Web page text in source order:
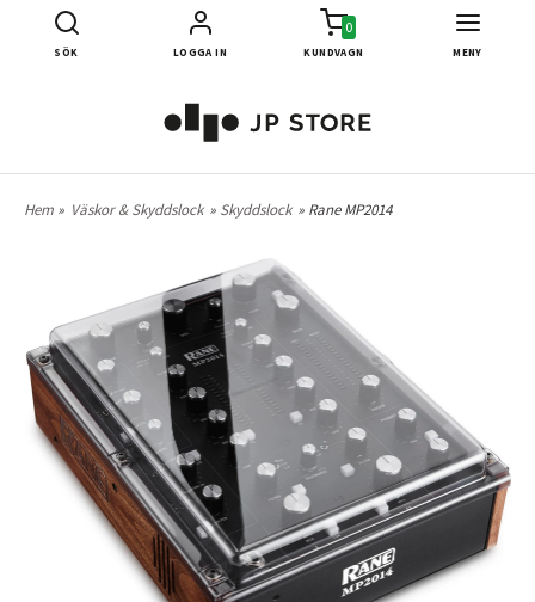
SÖK LOGGA IN
0
KUNDVAGN MENY
Hem » Väskor & Skyddslock » Skyddslock » Rane MP2014